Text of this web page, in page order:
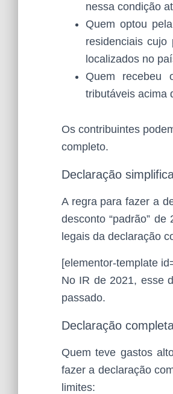
nessa condição
Quem optou
residenciais
localizados no
Quem recebeu
tributáveis acima
Os contribuintes
completo.
Declaração
A regra para fazer a
desconto “padrão”
legais da declaração
[elementor-template
No IR de 2021, esse
passado.
Declaração
Quem teve gastos
fazer a declaração
limites: